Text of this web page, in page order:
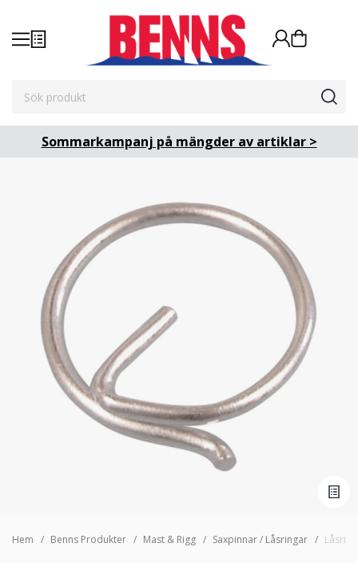
Sommarkampanj på mängder av artiklar >
Hem Benns Produkter Mast & Rigg Saxpinnar / Låsringar